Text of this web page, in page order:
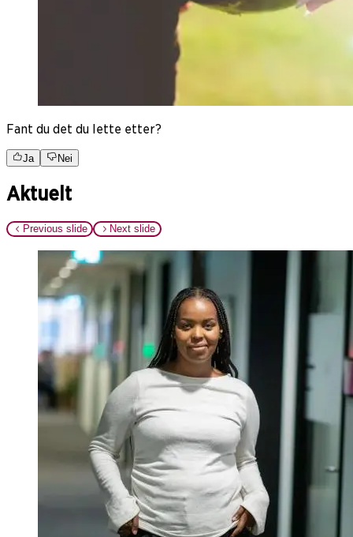
Fant du det du lette etter?
Ja Nei
Aktuelt
Previous slide Next slide